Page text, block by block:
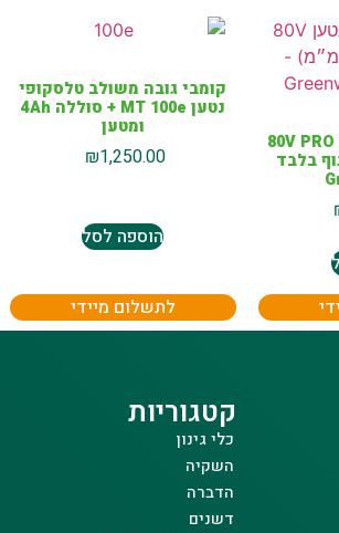
מסור שרשרת נטען 80V PRO
– גוף בלבד
קומבי גובה משולב טלסקופי
נטען MT 100e + סוללה 4Ah
ומטען
₪1,250.00
הוספה לסל
לתשלום מיידי
קטגוריות
כלי גינון
השקיה
הדברה
דשנים